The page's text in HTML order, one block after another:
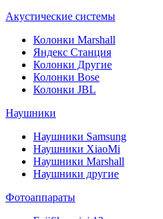
Акустические системы
Колонки Marshall
Яндекс Станция
Колонки Другие
Колонки Bose
Колонки JBL
Наушники
Наушники Samsung
Наушники XiaoMi
Наушники Marshall
Наушники другие
Фотоаппараты